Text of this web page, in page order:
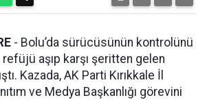
- Bolu’da sürücüsünün kontrolünü
aşıp karşı şeritten gelen
Kazada, AK Parti Kırıkkale İl
ve Medya Başkanlığı görevini